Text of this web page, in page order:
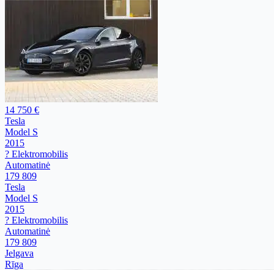
14 750 €
Tesla
Model S
2015
? Elektromobilis
Automatinė
179 809
Tesla
Model S
2015
? Elektromobilis
Automatinė
179 809
Jelgava
Rīga